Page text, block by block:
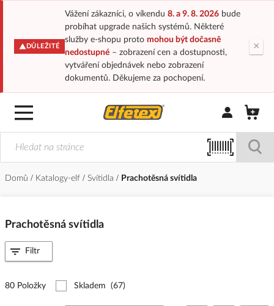
DŮLEŽITÉ
Vážení zákazníci, o víkendu 8. a 9. 8. 2026bude
probíhat upgrade našich systémů. Některé
služby e-shopu proto mohou být dočasně
nedostupné– zobrazení cen a dostupnosti,
vytváření objednávek nebo zobrazení
dokumentů. Děkujeme za pochopení.
×
Přihlásit/
Domů Katalogy-elf Svítidla Prachotěsná svítidla
Prachotěsná svítidla
80 Položky Skladem (67)
Filtr